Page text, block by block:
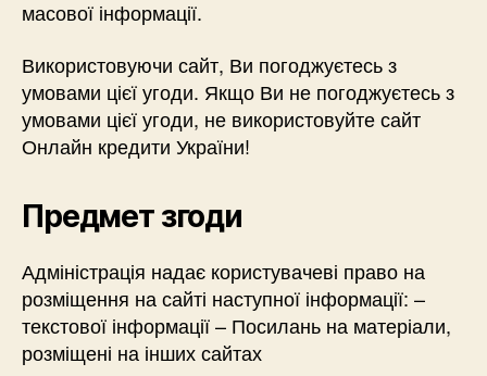
масової інформації.
Використовуючи сайт, Ви погоджуєтесь з
умовами цієї угоди. Якщо Ви не погоджуєтесь з
умовами цієї угоди, не використовуйте сайт
Онлайн кредити України!
Предмет згоди
Адміністрація надає користувачеві право на
розміщення на сайті наступної інформації: –
текстової інформації – Посилань на матеріали,
розміщені на інших сайтах